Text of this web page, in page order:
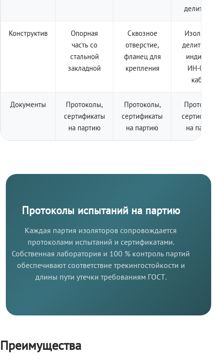
Конструктив
Опорная
часть со
стальной
закладной
Сквозное
отверстие,
фланец для
крепления
Изолятор
ИН-001 +
кабель
Документы
Протоколы,
сертификаты
на партию
Протоколы,
сертификаты
на партию
на
Протоколы испытаний на партию
Каждая партия изоляторов сопровождается
протоколами испытаний и сертификатами.
Собственная лаборатория и 100 % контроль партий
обеспечивают соответствие трекингостойкости и
длины пути утечки требованиям ГОСТ.
Преимущества